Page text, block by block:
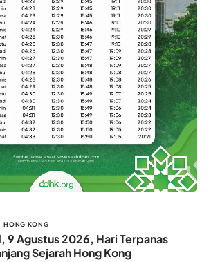
HONG KONG
9 Agustus 2026, Hari Terpanas
Sejarah Hong Kong